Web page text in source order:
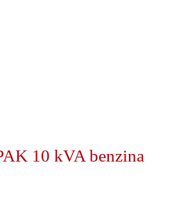
10 kVA benzina